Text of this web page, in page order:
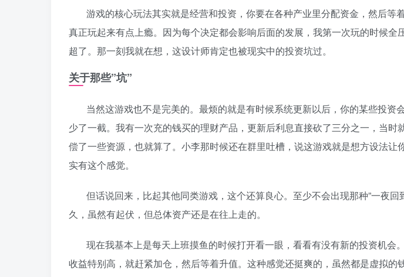
游戏的核心玩法其实就是经营和投资，你要在各种产业里分配资金，然后等
真正玩起来有点上瘾。因为每个决定都会影响后面的发展，我第一次玩的时候全
超了。那一刻我就在想，这设计师肯定也被现实中的投资坑过。
关于那些”坑”
当然这游戏也不是完美的。最烦的就是有时候系统更新以后，你的某些投资
少了一截。我有一次充的钱买的理财产品，更新后利息直接砍了三分之一，当时
偿了一些资源，也就算了。小李那时候还在群里吐槽，说这游戏就是想方设法让
实有这个感觉。
但话说回来，比起其他同类游戏，这个还算良心。至少不会出现那种”一夜回
久，虽然有起伏，但总体资产还是在往上走的。
现在我基本上是每天上班摸鱼的时候打开看一眼，看看有没有新的投资机会
收益特别高，就赶紧加仓，然后等着升值。这种感觉还挺爽的，虽然都是虚拟的钱